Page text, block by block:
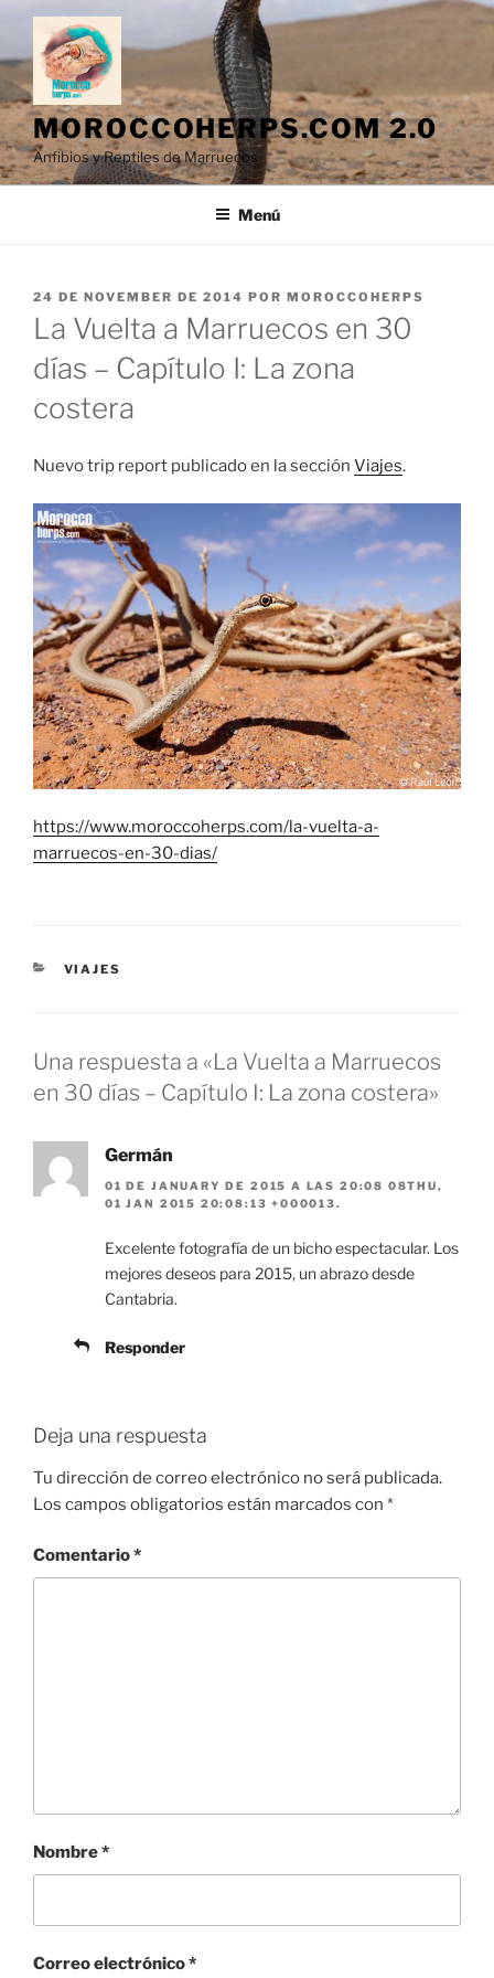
Saltar
contenido
MOROCCOHERPS.COM 2.0
Anfibios y Reptiles de Marruecos
Menú
PUBLICADO
EL
24 DE NOVEMBER DE 2014 POR MOROCCOHERPS
La Vuelta a Marruecos en 30
días – Capítulo I: La zona
costera
Nuevo trip report publicado en la sección Viajes.
https://www.moroccoherps.com/la-vuelta-a-
marruecos-en-30-dias/
CATEGORÍAS
VIAJES
Una respuesta a «La Vuelta a Marruecos
en 30 días – Capítulo I: La zona costera»
Germán
01 DE JANUARY DE 2015 A LAS 20:08 08THU,
01 JAN 2015 20:08:13 +000013.
Excelente fotografía de un bicho espectacular. Los
mejores deseos para 2015, un abrazo desde
Cantabria.
Responder
Deja una respuesta
Tu dirección de correo electrónico no será publicada.
Los campos obligatorios están marcados con *
Comentario*
Nombre*
Correo electrónico*